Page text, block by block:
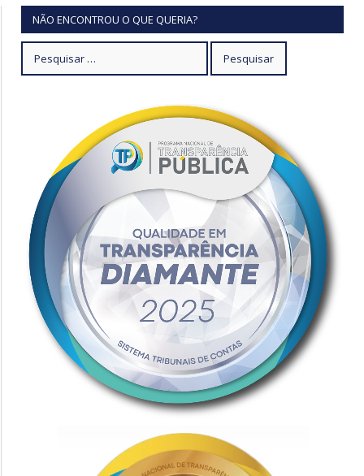
NÃO ENCONTROU O QUE QUERIA?